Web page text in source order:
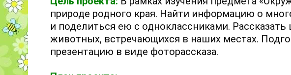
природе родного края. Найти информацию о
и поделиться ею с одноклассниками.
животных, встречающихся в наших местах.
презентацию в виде фоторассказа.